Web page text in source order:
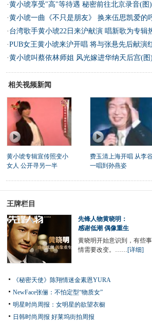
·黄小琥享受"高"等待遇 秘密前往北京录音(图)
·黄小琥一曲《不只是朋友》 换来伍思凯爱的
· 台湾歌手黄小琥22日来沪献演 唱新歌为专辑
·PUB女王黄小琥来沪开唱 将与张悬先后献演
·黄小琥叫蔡依林师姐 风光嫁进华纳天后宫(图)
相关视频新闻
黄小琥专辑宣传照变小
女人 公开寻另一半
费玉清上海开唱 从李
一唱到孙燕姿
王牌栏目
先锋人物黄晓明：
感谢低潮 偶像重生
黄晓明开始意识到，有些事
情需要改变。……[详细]
《秘密天使》陈翔情迷金素恩YURA
NewFace张俪：不怕定型“物质女”
明星时尚周报：女明星的欲望衣橱
日韩时尚周报 好莱坞街拍周报